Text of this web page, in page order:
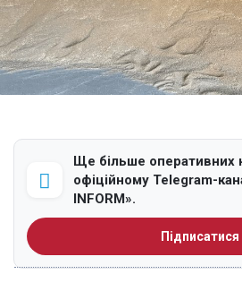
Ще більше оперативних
офіційному Telegram-
INFORM».
Підписатися